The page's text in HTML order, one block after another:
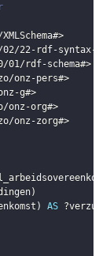
>
02/22-rdf-syntax-
01/rdf-schema#>
onz-pers#>
g#>
onz-org#>
onz-zorg#>
)
) AS